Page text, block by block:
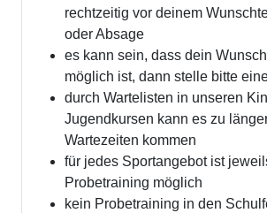
rechtzeitig vor deinem
oder Absage
es kann sein, dass dein
möglich ist, dann stelle bitte
durch Wartelisten in unseren
Jugendkursen kann es zu
Wartezeiten kommen
für jedes Sportangebot ist
Probetraining möglich
kein Probetraining in den